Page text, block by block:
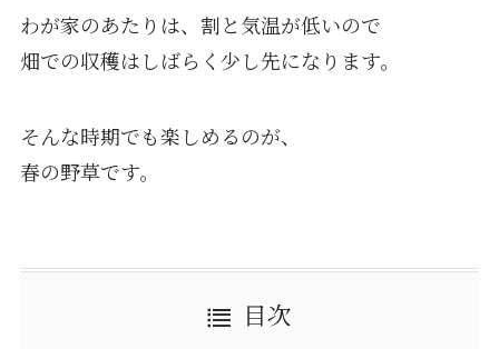
わが家のあたりは、割と気温が低いので
畑での収穫はしばらく少し先になります。
そんな時期でも楽しめるのが、
春の野草です。
目次